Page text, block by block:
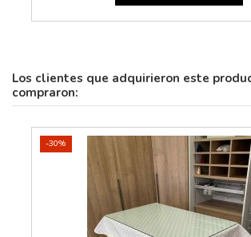
Los clientes que adquirieron este
compraron:
-30%